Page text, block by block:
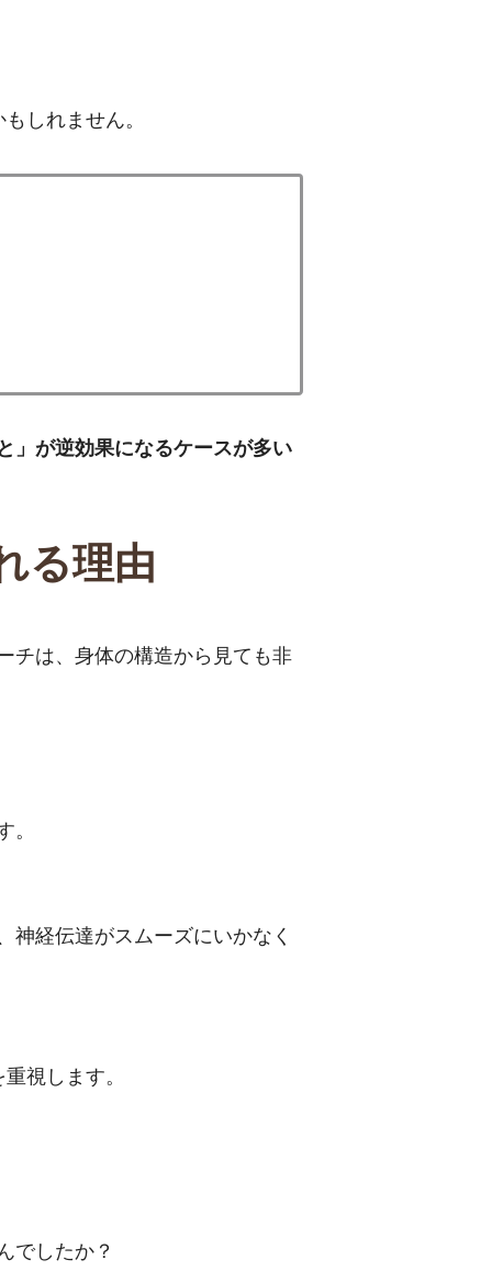
しれません。
」が逆効果になるケースが多い
る理由
チは、身体の構造から見ても非
。
神経伝達がスムーズにいかなく
視します。
でしたか？